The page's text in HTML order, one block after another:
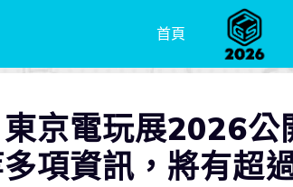
首頁
京電玩展2026公
項資訊，將有超